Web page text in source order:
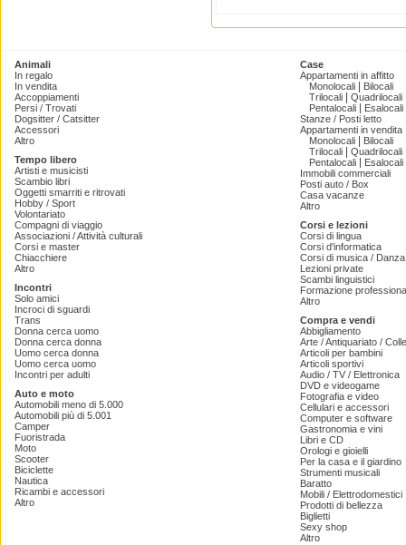
Animali
In regalo
In vendita
Accoppiamenti
Persi / Trovati
Dogsitter / Catsitter
Accessori
Altro
Tempo libero
Artisti e musicisti
Scambio libri
Oggetti smarriti e ritrovati
Hobby / Sport
Volontariato
Compagni di viaggio
Associazioni / Attività culturali
Corsi e master
Chiacchiere
Altro
Incontri
Solo amici
Incroci di sguardi
Trans
Donna cerca uomo
Donna cerca donna
Uomo cerca donna
Uomo cerca uomo
Incontri per adulti
Auto e moto
Automobili meno di 5.000
Automobili più di 5.001
Camper
Fuoristrada
Moto
Scooter
Biciclette
Nautica
Ricambi e accessori
Altro
Case
Appartamenti in affitto
Monolocali
Bilocali
Trilocali
Quadrilocali
Pentalocali
Esalocali
Stanze / Posti letto
Appartamenti in vendita
Monolocali
Bilocali
Trilocali
Quadrilocali
Pentalocali
Esalocali
Immobili commerciali
Posti auto / Box
Casa vacanze
Altro
Corsi e lezioni
Corsi di lingua
Corsi d'informatica
Corsi di musica /
Lezioni private
Scambi linguistici
Formazione
Altro
Compra e vendi
Abbigliamento
Arte / Antiquariato /
Articoli per bambini
Articoli sportivi
Audio / TV / Elettronica
DVD e videogame
Fotografia e video
Cellulari e accessori
Computer e software
Gastronomia e vini
Libri e CD
Orologi e gioielli
Per la casa e il giardino
Strumenti musicali
Baratto
Mobili / Elettrodomestici
Prodotti di bellezza
Biglietti
Sexy shop
Altro